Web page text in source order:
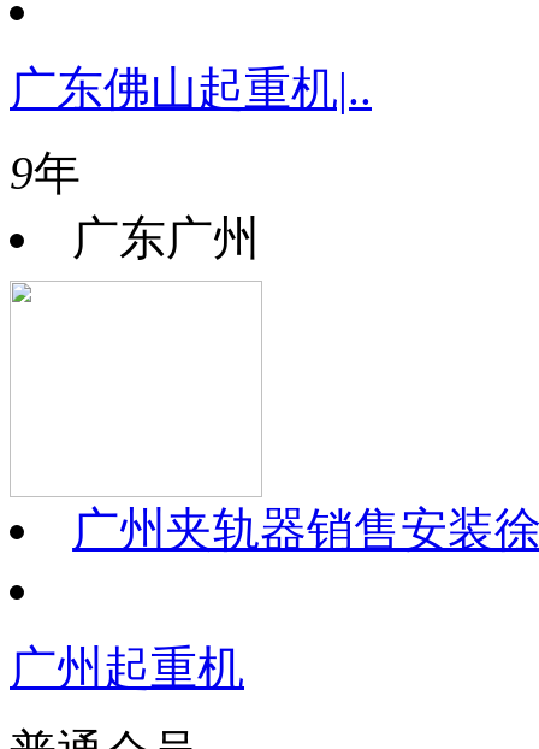
广东佛山起重机|..
9年
广东广州
广州夹轨器销售安装
广州起重机